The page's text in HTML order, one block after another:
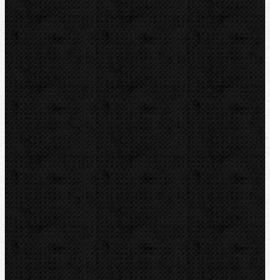
Ohýbačky
Vyhrdlovače
Lisování
Závitořezy
Ruční
Elektrické
Elektrické-stacionární
Závitořezné hlavy a nože
Kruhové závitořezné čelisti
Závitníky a opravné sady